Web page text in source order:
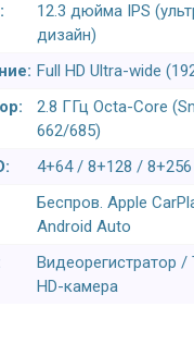
12.3 дюйма IPS
дизайн)
Full HD Ultra-wide
2.8 ГГц Octa-Core
662/685)
4+64 / 8+128 /
Беспров. Apple
Android Auto
Видеорегистратор /
HD-камера